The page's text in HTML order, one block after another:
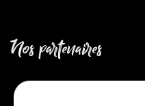
Nos partenaires